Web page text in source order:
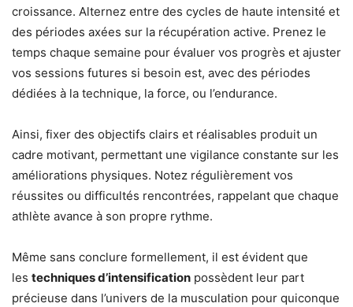
croissance. Alternez entre des cycles de haute intensité et
des périodes axées sur la récupération active. Prenez le
temps chaque semaine pour évaluer vos progrès et ajuster
vos sessions futures si besoin est, avec des périodes
dédiées à la technique, la force, ou l’endurance.
Ainsi, fixer des objectifs clairs et réalisables produit un
cadre motivant, permettant une vigilance constante sur les
améliorations physiques. Notez régulièrement vos
réussites ou difficultés rencontrées, rappelant que chaque
athlète avance à son propre rythme.
Même sans conclure formellement, il est évident que
les techniques d’intensification possèdent leur part
précieuse dans l’univers de la musculation pour quiconque